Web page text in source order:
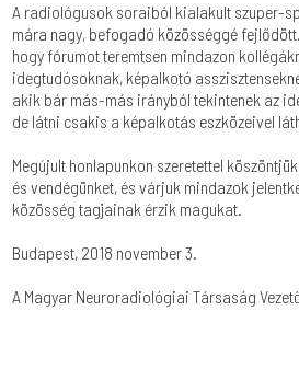
A radiológusok soraiból kialakult szuper-
mára nagy, befogadó közösséggé
hogy fórumot teremtsen mindazon
idegtudósoknak, képalkotó
akik bár más-más irányból tekintenek az
de látni csakis a képalkotás eszközeivel
Megújult honlapunkon szeretettel
és vendégünket, és várjuk mindazok
közösség tagjainak érzik magukat.
Budapest, 2018 november 3.
A Magyar Neuroradiológiai Társaság